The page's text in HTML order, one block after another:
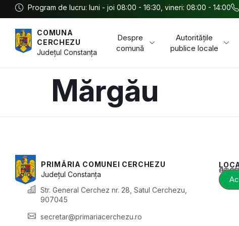
Program de lucru: luni - joi 08:00 - 16:30, vineri: 08:00 - 14:00
COMUNA
CERCHEZU
JudețulConstanța
Despre
comună
Autoritățile
publice locale
Mărgău
PRIMĂRIA COMUNEI CERCHEZU
JudețulConstanța
Str. General Cerchez nr. 28, Satul Cerchezu,
907045
secretar@primariacerchezu.ro
Acest conținut este blocat până